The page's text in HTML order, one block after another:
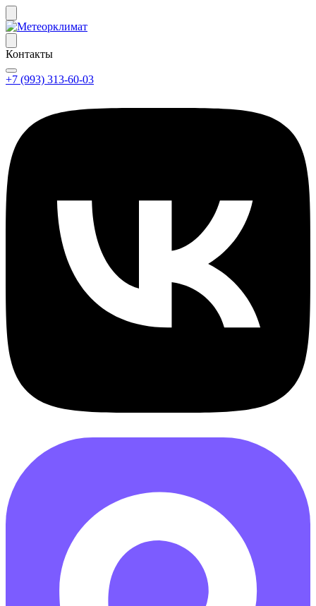
Контакты
+7 (993) 313-60-03